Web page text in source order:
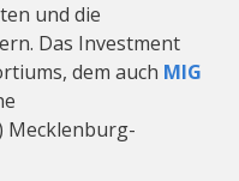
und die
Das Investment
dem auch MIG
Mecklenburg-